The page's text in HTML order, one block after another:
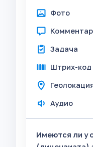
Фото
Задача
Штрих-код
Аудио
Имеются ли у